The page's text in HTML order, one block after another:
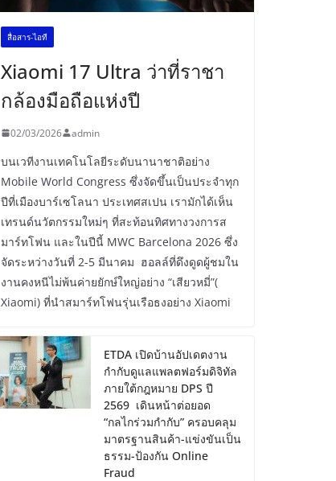
สื่อสาร-ไอที
Xiaomi 17 Ultra ว่าที่ราชา
กล้องมือถือแห่งปี
02/03/2026 admin
บนเวทีงานเทคโนโลยีระดับนานาชาติอย่าง
Mobile World Congress ซึ่งจัดขึ้นเป็นประจำทุก
ปีที่เมืองบาร์เซโลนา ประเทศสเปน เรามักได้เห็น
เทรนด์นวัตกรรมใหม่ๆ ที่สะท้อนทิศทางวงการส
มาร์ทโฟน และในปีนี้ MWC Barcelona 2026 ซึ่ง
จัดระหว่างวันที่ 2-5 มีนาคม ฮอลล์ที่ดึงดูดผู้ชมใน
งานคงหนีไม่พ้นค่ายยักษ์ใหญ่อย่าง “เสียวหมี่”(
Xiaomi) ที่นำสมาร์ทโฟนรุ่นเรือธงอย่าง Xiaomi
ETDA เปิดบ้านอัปเดตงาน
กำกับดูแลแพลตฟอร์มดิจิทัล
ภายใต้กฎหมาย DPS ปี
2569 เดินหน้าต่อยอด
“กลไกร่วมกำกับ” ครอบคลุม
มาตรฐานสินค้า-แข่งขันเป็น
ธรรม-ป้องกัน Online
Fraud